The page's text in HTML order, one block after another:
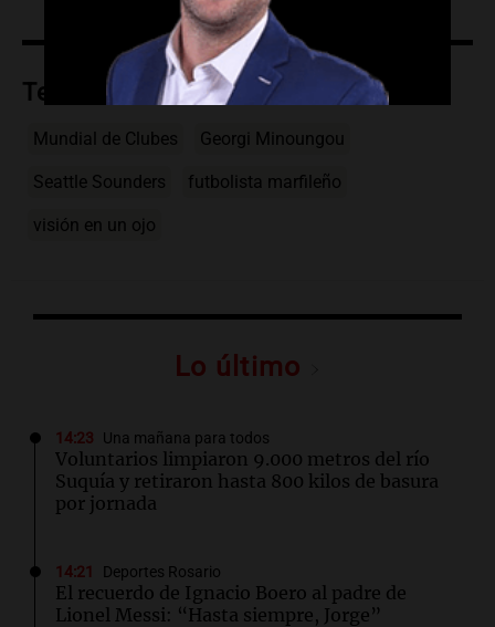
Temas
Mundial de Clubes Georgi Minoungou
Seattle Sounders futbolista marfileño
visión en un ojo
Lo último
14:23 Una mañana para todos
Voluntarios limpiaron 9.000 metros del río
Suquía y retiraron hasta 800 kilos de basura
por jornada
14:21 Deportes Rosario
El recuerdo de Ignacio Boero al padre de
Lionel Messi: “Hasta siempre, Jorge”